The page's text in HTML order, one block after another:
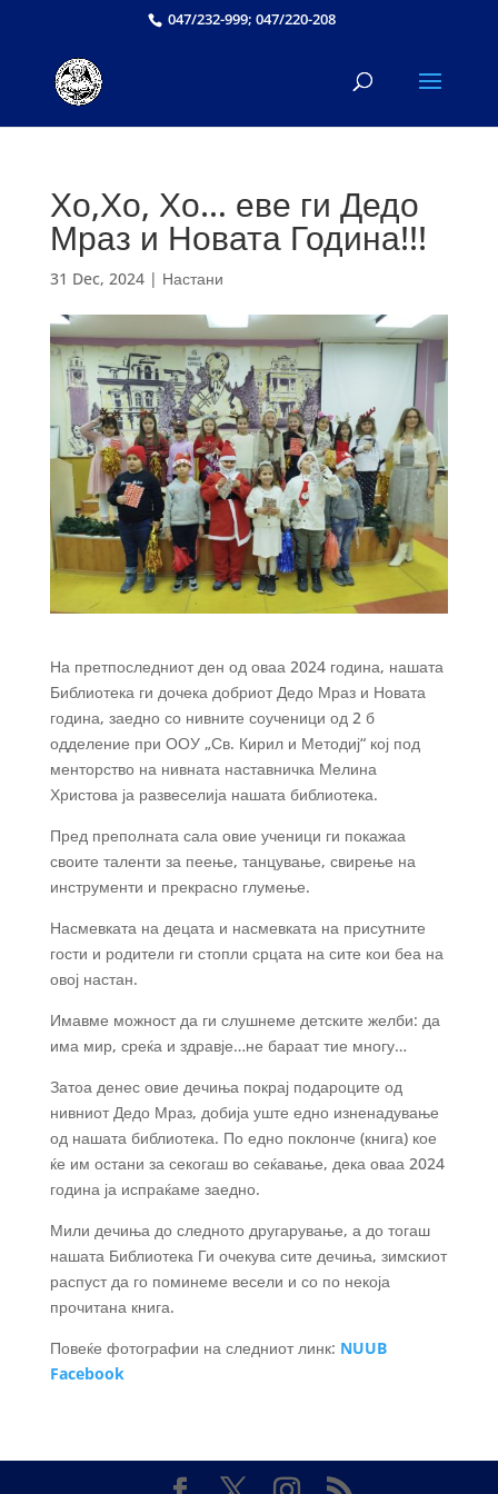
047/232-999; 047/220-208
Хо,Хо, Хо… еве ги Дедо
Мраз и Новата Година!!!
31 Dec, 2024| Настани
На претпоследниот ден од оваа 2024 година, нашата
Библиотека ги дочека добриот Дедо Мраз и Новата
година, заедно со нивните соученици од 2 б
одделение при ООУ „Св. Кирил и Методиј“ кој под
менторство на нивната наставничка Мелина
Христова ја развеселија нашата библиотека.
Пред преполната сала овие ученици ги покажаа
своите таленти за пеење, танцување, свирење на
инструменти и прекрасно глумење.
Насмевката на децата и насмевката на присутните
гости и родители ги стопли срцата на сите кои беа на
овој настан.
Имавме можност да ги слушнеме детските желби: да
има мир, среќа и здравје…не бараат тие многу…
Затоа денес овие дечиња покрај подароците од
нивниот Дедо Мраз, добија уште едно изненадување
од нашата библиотека. По едно поклонче (книга) кое
ќе им остани за секогаш во сеќавање, дека оваа 2024
година ја испраќаме заедно.
Мили дечиња до следното другарување, а до тогаш
нашата Библиотека Ги очекува сите дечиња, зимскиот
распуст да го поминеме весели и со по некоја
прочитана книга.
Повеќе фотографии на следниот линк: NUUB
Facebook